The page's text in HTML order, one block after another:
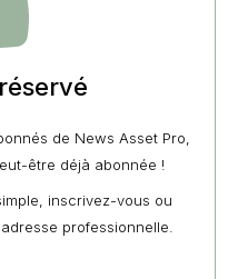
de News Asset Pro,
être déjà abonnée !
inscrivez-vous ou
professionnelle.